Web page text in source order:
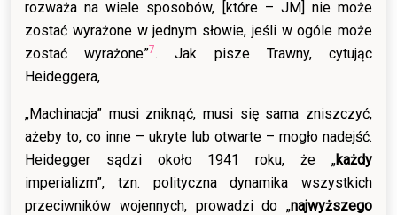
rozważa na wiele sposobów, [które – JM] nie może
zostać wyrażone w jednym słowie, jeśli w ogóle może
zostać wyrażone”7. Jak pisze Trawny, cytując
Heideggera,
„Machinacja” musi zniknąć, musi się sama zniszczyć,
ażeby to, co inne – ukryte lub otwarte – mogło nadejść.
Heidegger sądzi około 1941 roku, że „każdy
imperializm”, tzn. polityczna dynamika wszystkich
przeciwników wojennych, prowadzi do „najwyższego